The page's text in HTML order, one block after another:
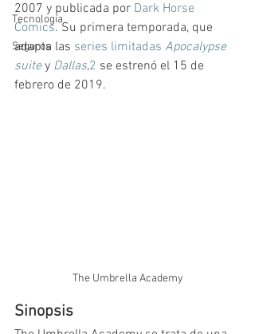
Tecnología
Seguros
2007 y publicada por Dark Horse
Comics. Su primera temporada, que
adapta las series limitadas Apocalypse
suite y Dallas,2 ​ se estrenó el 15 de
febrero de 2019.
The Umbrella Academy
Sinopsis